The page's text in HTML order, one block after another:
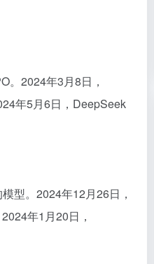
。2024年3月8日，
年5月6日，DeepSeek
型。2024年12月26日，
年1月20日，